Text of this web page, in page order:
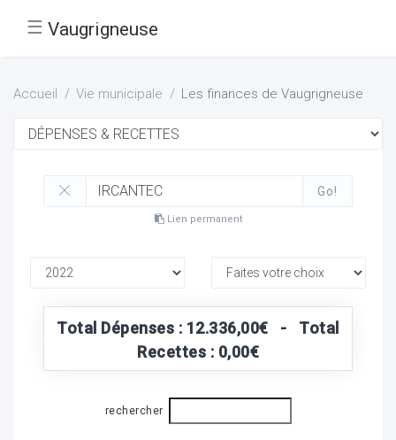
☰ Vaugrigneuse
Accueil Vie municipale Les finances de Vaugrigneuse
Go!
Lien permanent
Total Dépenses : 12.336,00€ - Total
Recettes : 0,00€
rechercher